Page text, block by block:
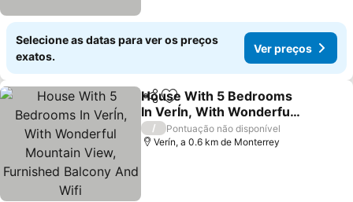
Selecione as datas para ver os preços
exatos.
Ver preços
PartilharAdicionar aos favoritos
House With 5 Bedrooms
In VerÍn, With Wonderful
Mountain View, Furnished
Balcony And Wifi
/
Pontuação não disponível
Verín, a 0.6 km de Monterrey